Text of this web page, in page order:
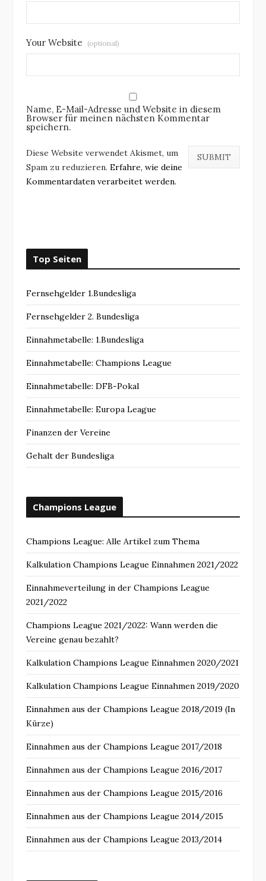
Your Website (optional)
Name, E-Mail-Adresse und Website in diesem
Browser für meinen nächsten Kommentar
speichern.
Diese Website verwendet Akismet, um
Spam zu reduzieren. Erfahre, wie deine
Kommentardaten verarbeitet werden.
Top Seiten
Fernsehgelder 1.Bundesliga
Fernsehgelder 2. Bundesliga
Einnahmetabelle: 1.Bundesliga
Einnahmetabelle: Champions League
Einnahmetabelle: DFB-Pokal
Einnahmetabelle: Europa League
Finanzen der Vereine
Gehalt der Bundesliga
Champions League
Champions League: Alle Artikel zum Thema
Kalkulation Champions League Einnahmen 2021/2022
Einnahmeverteilung in der Champions League
2021/2022
Champions League 2021/2022: Wann werden die
Vereine genau bezahlt?
Kalkulation Champions League Einnahmen 2020/2021
Kalkulation Champions League Einnahmen 2019/2020
Einnahmen aus der Champions League 2018/2019 (In
Kürze)
Einnahmen aus der Champions League 2017/2018
Einnahmen aus der Champions League 2016/2017
Einnahmen aus der Champions League 2015/2016
Einnahmen aus der Champions League 2014/2015
Einnahmen aus der Champions League 2013/2014